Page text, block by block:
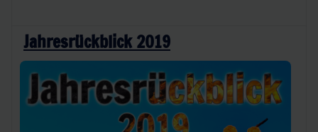
Jahresrückblick 2019